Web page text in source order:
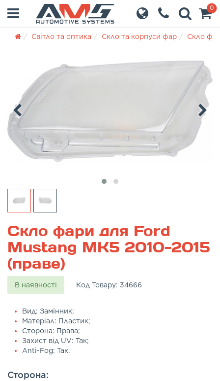
0
Світло та оптика Скло та корпуси фар Скло
Скло фари для Ford
Mustang MK5 2010-2015
(праве)
В наявності Код Товару: 34666
Вид: Замінник;
Матеріал: Пластик;
Сторона: Права;
Захист від UV: Так;
Anti-Fog: Так.
Сторона: